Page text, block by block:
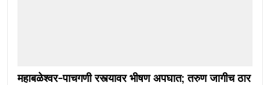
महाबळेश्वर-पाचगणी रस्त्यावर भीषण अपघात; तरुण जागीच ठार